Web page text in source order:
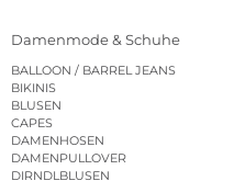
Damenmode & Schuhe
BALLOON / BARREL JEANS
BIKINIS
BLUSEN
CAPES
DAMENHOSEN
DAMENPULLOVER
DIRNDLBLUSEN